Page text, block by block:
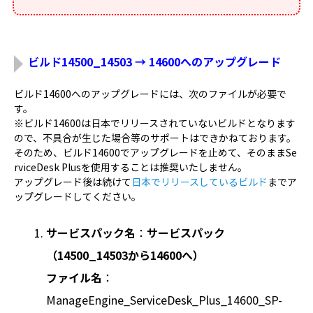
ビルド14500_14503 → 14600へのアップグレード
ビルド14600へのアップグレードには、次のファイルが必要で
す。
※ビルド14600は日本でリリースされていないビルドとなります
ので、不具合が生じた場合等のサポートはできかねております。
そのため、ビルド14600でアップグレードを止めて、そのままSe
rviceDesk Plusを使用することは推奨いたしません。
アップグレード後は続けて 日本でリリースしているビルド までア
ップグレードしてください。
サービスパック名 ： サービスパック
（14500_14503から14600へ）
ファイル名 ：
ManageEngine_ServiceDesk_Plus_14600_SP-